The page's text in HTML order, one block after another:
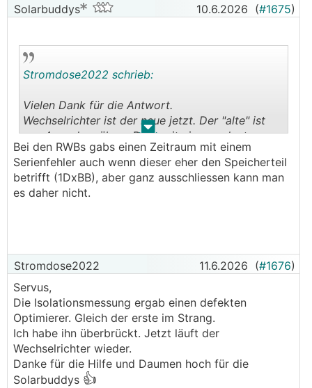
Solarbuddys 10.6.2026 (#1675)
. .
Stromdose2022 schrieb:
Vielen Dank für die Antwort.
Wechselrichter ist der neue jetzt. Der "alte" ist
vor 4 wochen übern Bach mit ein paar lauten
Knalls.
Besteht die Möglichkeit das der "neue" von vorne
herein einen dc schaden hat ?
Habe ein isolationsmessgerät vom chef
gar der Wechselrichter einen hat.
20 Module sind es seit November. Davor waren
es 16, davon waren 14 auf der Garage
(Flachdach) und zwei aus Platzmangel an der
Westwand.
Seit November sinds 20 , 14 garage und 6 (2alt +
4 neu) auf dem neuen Anbau davor.
Bei den RWBs gabs einen Zeitraum mit einem
Serienfehler auch wenn dieser eher den Speicherteil
betrifft (1DxBB), aber ganz ausschliessen kann man
es daher nicht.
Stromdose2022 11.6.2026 (#1676)
Servus,
Die Isolationsmessung ergab einen defekten
Optimierer. Gleich der erste im Strang.
Ich habe ihn überbrückt. Jetzt läuft der
Wechselrichter wieder.
Danke für die Hilfe und Daumen hoch für die
Solarbuddys 👍